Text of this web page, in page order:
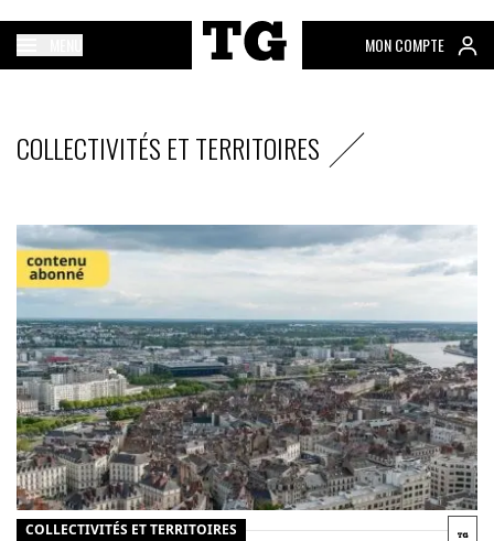
MON COMPTE
COLLECTIVITÉS ET TERRITOIRES
COLLECTIVITÉS ET TERRITOIRES